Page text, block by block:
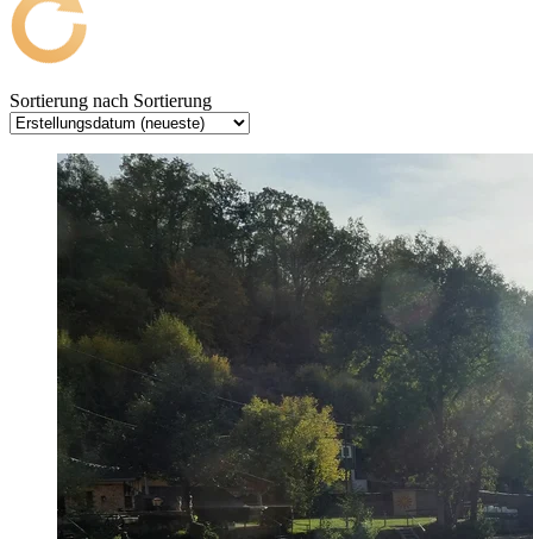
Sortierung nach Sortierung